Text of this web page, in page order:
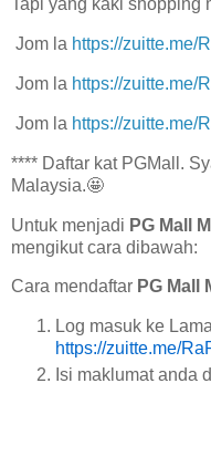
Tapi yang kaki shopping
Jom la https://zuitte.me/
Jom la https://zuitte.me/
Jom la https://zuitte.me/
**** Daftar kat PGMall.
Malaysia.🤩
Untuk menjadi PG Mall
mengikut cara dibawah:
Cara mendaftar PG Mall
Log masuk ke
https://zuitte.me/
Isi maklumat anda